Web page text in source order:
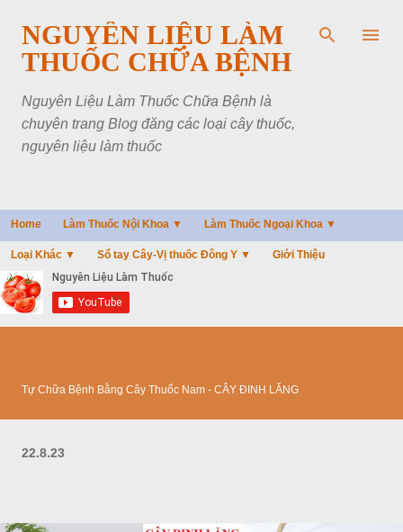
Chuyển đến nội dung chính
NGUYÊN LIỆU LÀM
THUỐC CHỮA BỆNH
Nguyên Liệu Làm Thuốc Chữa Bệnh là
chuyên trang Blog đăng các loại cây thuốc,
nguyên liệu làm thuốc
Home Làm Thuốc Nội Khoa ▼ Làm Thuốc Ngoại Khoa ▼
Loại Khác ▼ Sổ tay Cây-Vị thuốc Đông Y ▼ Giới Thiệu
Tự Chữa Bệnh Bằng Cây Thuốc Nam - CÂY ĐINH LĂNG
22.8.23